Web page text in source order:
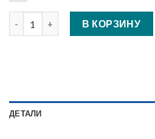
Количество Сетка фасадная
В КОРЗИНУ
ДЕТАЛИ